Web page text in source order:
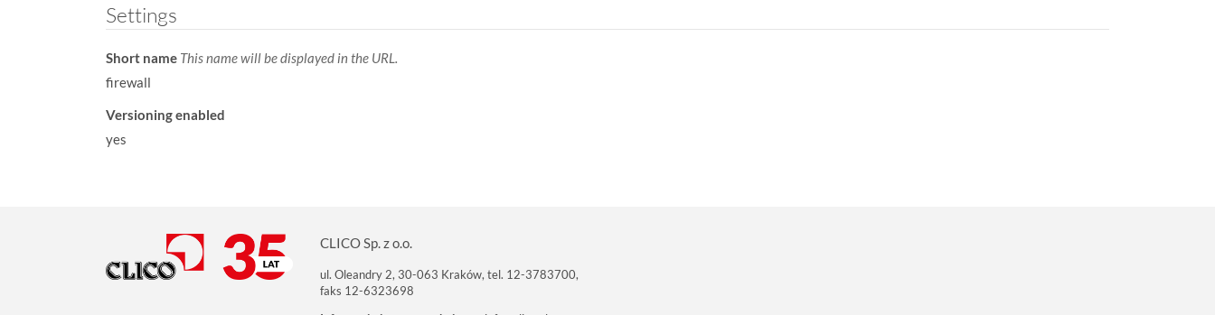
Settings
Short name This name will be displayed in the URL.
firewall
Versioning enabled
yes
CLICO Sp. z o.o.
ul. Oleandry 2, 30-063 Kraków, tel. 12-3783700,
faks 12-6323698